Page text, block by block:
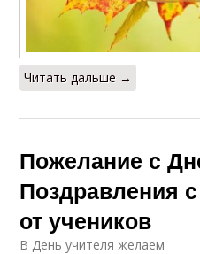
Читать дальше →
Пожелание с
Поздравления
от учеников
В День учителя желаем